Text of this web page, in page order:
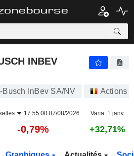
INBEV
Busch InBev SA/NV Actions
17:55:00 07/08/2026 Varia. 1 janv.
-0,79% +32,71%